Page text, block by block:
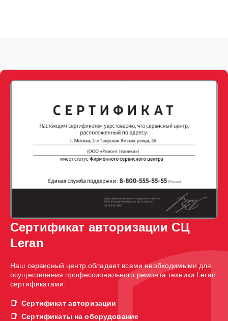
Сертификат авторизации СЦ
Leran
Наш сервисный центр обладает всеми необходимыми для
осуществления профессионального ремонта техники Leran
сертификатами:
Сертификат авторизации
Сертификаты на оборудование